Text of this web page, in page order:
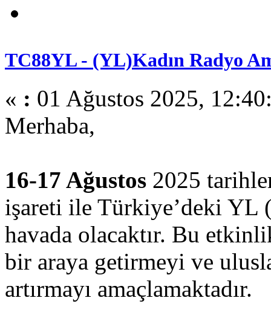
TC88YL - (YL)Kadın Radyo
« : 01 Ağustos 2025,
Merhaba,
16-17 Ağustos 2025
işareti ile Türkiye’deki YL
havada olacaktır. Bu
bir araya getirmeyi ve
artırmayı amaçlamaktadır.